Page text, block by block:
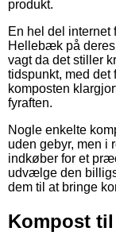
produkt.
En hel del internet
Hellebæk på
vagt da det stiller
tidspunkt, med det
komposten
fyraften.
Nogle enkelte
uden gebyr, men i
indkøber for et
udvælge den
dem til at bringe
Kompost